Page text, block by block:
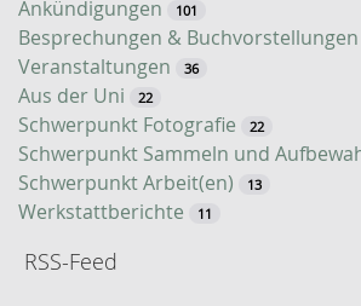
e
Ankündigungen 101
Besprechungen & Buchvorstellungen
Veranstaltungen 36
Aus der Uni 22
Schwerpunkt Fotografie 22
Schwerpunkt Sammeln und
Schwerpunkt Arbeit(en) 13
Werkstattberichte 11
RSS-Feed